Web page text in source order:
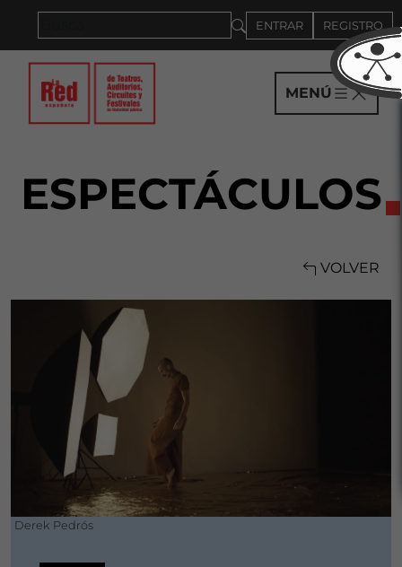
ENTRAR REGISTRO
MENÚ
ESPECTÁCULOS
VOLVER
Derek Pedrós